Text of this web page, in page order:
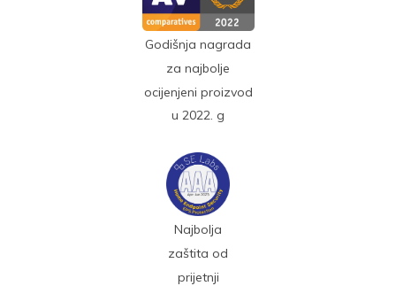
Godišnja nagrada
za najbolje
ocijenjeni proizvod
u 2022. g
Najbolja
zaštita od
prijetnji